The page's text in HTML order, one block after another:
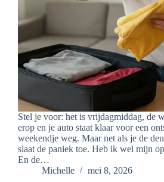
Stel je voor: het is vrijdagmiddag, de
erop en je auto staat klaar voor een
weekendje weg. Maar net als je de
slaat de paniek toe. Heb ik wel mijn
En de…
Michelle
mei 8, 2026